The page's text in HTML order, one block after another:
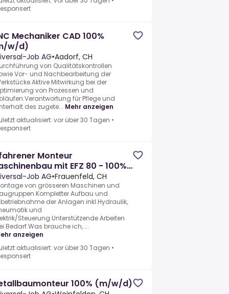
Mechaniker CAD 100%
w/d)
Job AG•Aadorf, CH
von Qualitätskontrollen
Vor- und Nachbearbeitung der
Mitwirkung bei der
von Prozessen und
für Pflege und
des zugete... Mehr anzeigen
aktualisiert: vor über 30 Tagen •
Monteur
mit EFZ 80 - 100%
w/d)Job AG•Frauenfeld, CH
von grösseren Maschinen und
Aufbau und
der Anlagen inkl.Hydraulik,
und
Steuerung.Unterstützende Arbeiten
Bedarf.Was brauche ich, ...
anzeigen
aktualisiert: vor über 30 Tagen •
100% (m/w/d)